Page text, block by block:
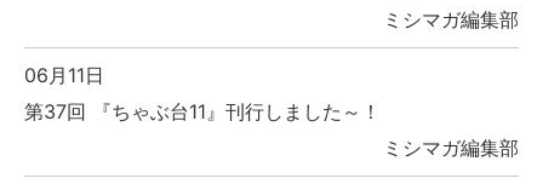
ミシマガ編集部
06月11日
第37回 『ちゃぶ台11』刊行しました～！
ミシマガ編集部